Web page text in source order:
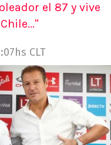
el 87 y vive
CLT